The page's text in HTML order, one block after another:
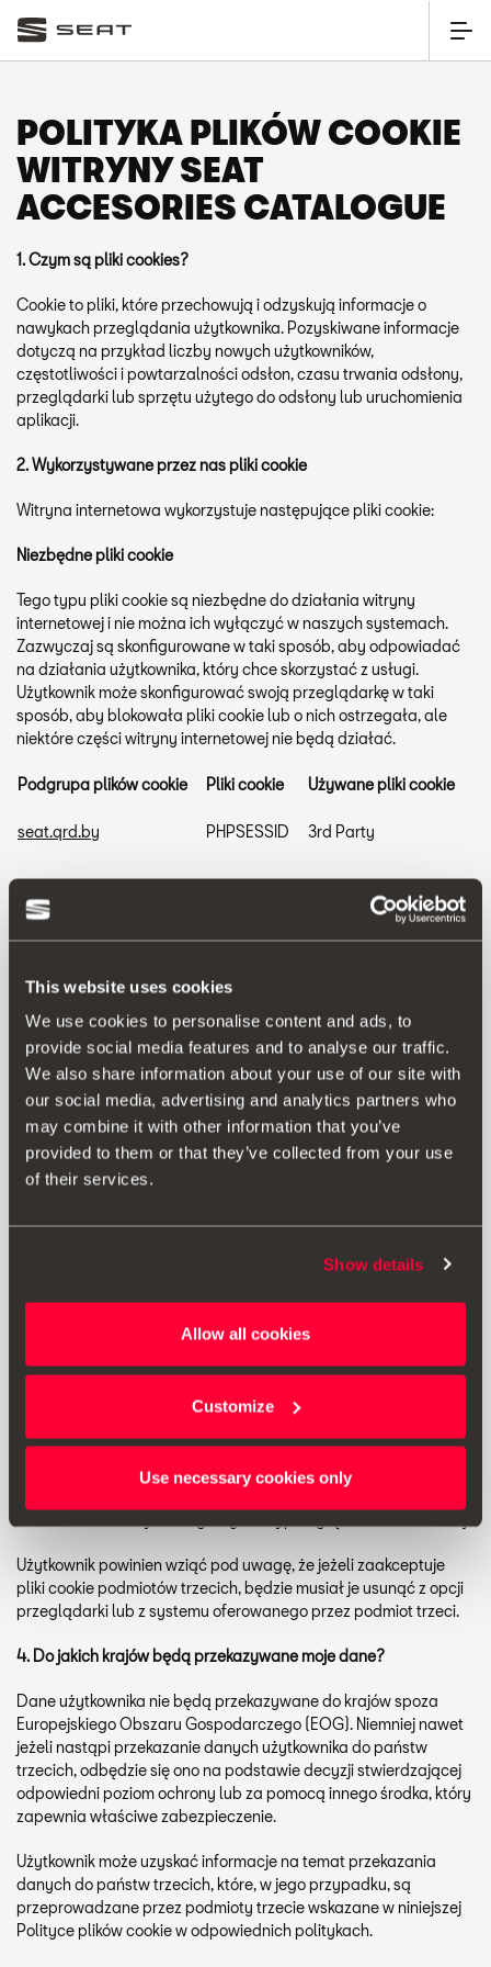
This website uses cookies
We use cookies to personalise content and ads, to
provide social media features and to analyse our traffic.
We also share information about your use of our site with
our social media, advertising and analytics partners who
may combine it with other information that you’ve
provided to them or that they’ve collected from your use
of their services.
Show details
Allow all cookies
Customize
Use necessary cookies only
POLITYKA PLIKÓW COOKIE
WITRYNY SEAT
ACCESORIES CATALOGUE
1. Czym są pliki cookies?
Cookie to pliki, które przechowują i odzyskują informacje o
nawykach przeglądania użytkownika. Pozyskiwane informacje
dotyczą na przykład liczby nowych użytkowników,
częstotliwości i powtarzalności odsłon, czasu trwania odsłony,
przeglądarki lub sprzętu użytego do odsłony lub uruchomienia
aplikacji.
2. Wykorzystywane przez nas pliki cookie
Witryna internetowa wykorzystuje następujące pliki cookie:
Niezbędne pliki cookie
Tego typu pliki cookie są niezbędne do działania witryny
internetowej i nie można ich wyłączyć w naszych systemach.
Zazwyczaj są skonfigurowane w taki sposób, aby odpowiadać
na działania użytkownika, który chce skorzystać z usługi.
Użytkownik może skonfigurować swoją przeglądarkę w taki
sposób, aby blokowała pliki cookie lub o nich ostrzegała, ale
niektóre części witryny internetowej nie będą działać.
Podgrupa plików cookie Pliki cookie Używane pliki cookie
seat.qrd.by PHPSESSID 3rd Party
Ukierunkowane pliki cookie
To pliki cookie, które znajdują się w całej witrynie internetowej i
są umieszczane tam przez podmioty trzecie, które mogą je
i wyświetlania mu odpowiednich reklam w innych witrynach
internetowych. Nie przechowują bezpośrednio danych
osobowych, tylko opierają się na jednoznacznej identyfikacji
przeglądarki i urządzenia zapewniającego dostęp do Internetu.
Jeżeli użytkownik nie wyrazi zgody na te pliki cookie, będzie
oglądać mniej ukierunkowane reklamy.
Podgrupa plików
cookie
Pliki cookie
Używane pliki
gtag.json,
Ponadto użytkownik ma możliwość zezwolenia, zablokowania
lub usunięcia plików cookie zainstalowanych na jego sprzęcie za
pomocą konfiguracji opcji przeglądarki zainstalowanej na jego
Niemniej wyłączenie plików cookie może spowodować zmianę w
Użytkownik powinien wziąć pod uwagę, że jeżeli zaakceptuje
pliki cookie podmiotów trzecich, będzie musiał je usunąć z opcji
przeglądarki lub z systemu oferowanego przez podmiot trzeci.
4. Do jakich krajów będą przekazywane moje dane?
Dane użytkownika nie będą przekazywane do krajów spoza
Europejskiego Obszaru Gospodarczego (EOG). Niemniej nawet
jeżeli nastąpi przekazanie danych użytkownika do państw
trzecich, odbędzie się ono na podstawie decyzji stwierdzającej
odpowiedni poziom ochrony lub za pomocą innego środka, który
zapewnia właściwe zabezpieczenie.
Użytkownik może uzyskać informacje na temat przekazania
danych do państw trzecich, które, w jego przypadku, są
przeprowadzane przez podmioty trzecie wskazane w niniejszej
Polityce plików cookie w odpowiednich politykach.